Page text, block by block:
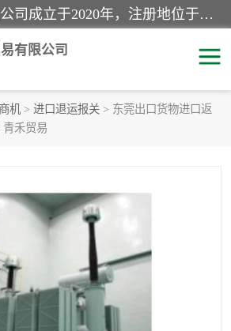
上海青禾贸易有限公司成立于2020年，注册地位于上海市宝山区。经营范围包括：机械设备、五金制品、劳防用品、电子产品、塑胶制品、家具、模具、纺织品、仪器仪表、建筑材料、装饰材料、化工产品、金属制品、机车配件等货物进出口报关、清关服务。
有限公司
机 > 进口退运报关 > 东莞出口货物进口返
禾贸易
进口杂货清关
机床进口清关